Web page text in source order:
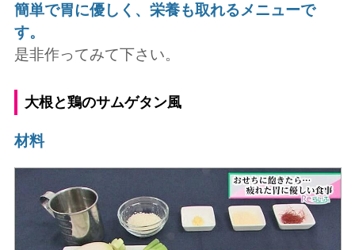
簡単で胃に優しく、栄養も取れるメニューで
す。
是非作ってみて下さい。
大根と鶏のサムゲタン風
材料